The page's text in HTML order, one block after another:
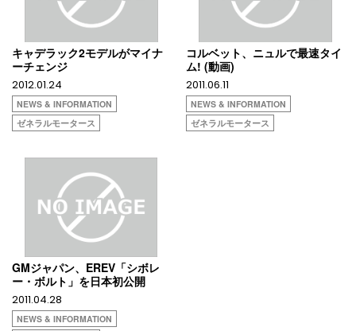
キャデラック2モデルがマイナ
ーチェンジ
2012.01.24
NEWS & INFORMATION
ゼネラルモータース
コルベット、ニュルで最速タイ
ム! (動画)
2011.06.11
NEWS & INFORMATION
ゼネラルモータース
GMジャパン、EREV「シボレ
ー・ボルト」を日本初公開
2011.04.28
NEWS & INFORMATION